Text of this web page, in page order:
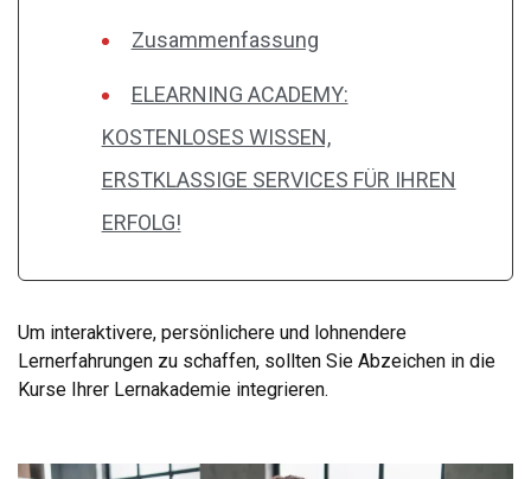
Zusammenfassung
ELEARNING ACADEMY:
KOSTENLOSES WISSEN,
ERSTKLASSIGE SERVICES FÜR IHREN
ERFOLG!
Um interaktivere, persönlichere und lohnendere
Lernerfahrungen zu schaffen, sollten Sie Abzeichen in die
Kurse Ihrer Lernakademie integrieren.